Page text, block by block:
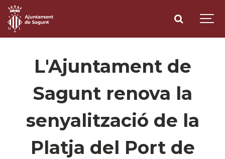
L'Ajuntament de
Sagunt renova la
senyalització de la
Platja del Port de